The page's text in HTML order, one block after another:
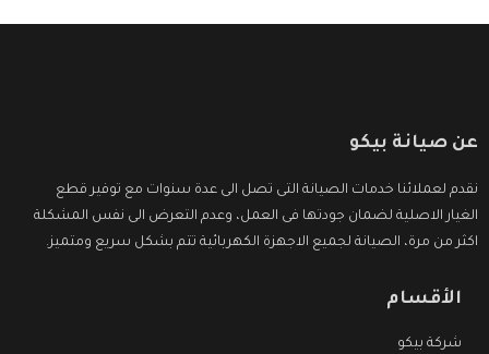
عن صيانة بيكو
نقدم لعملائنا خدمات الصيانة التى تصل الى عدة سنوات مع توفير قطع
الغيار الاصلية لضمان جودتها فى العمل، وعدم التعرض الى نفس المشكلة
اكثر من مرة، الصيانة لجميع الاجهزة الكهربائية تتم بشكل سريع ومتميز.
الأقسام
شركة بيكو